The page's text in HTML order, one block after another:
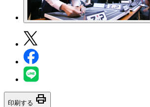
印刷する print